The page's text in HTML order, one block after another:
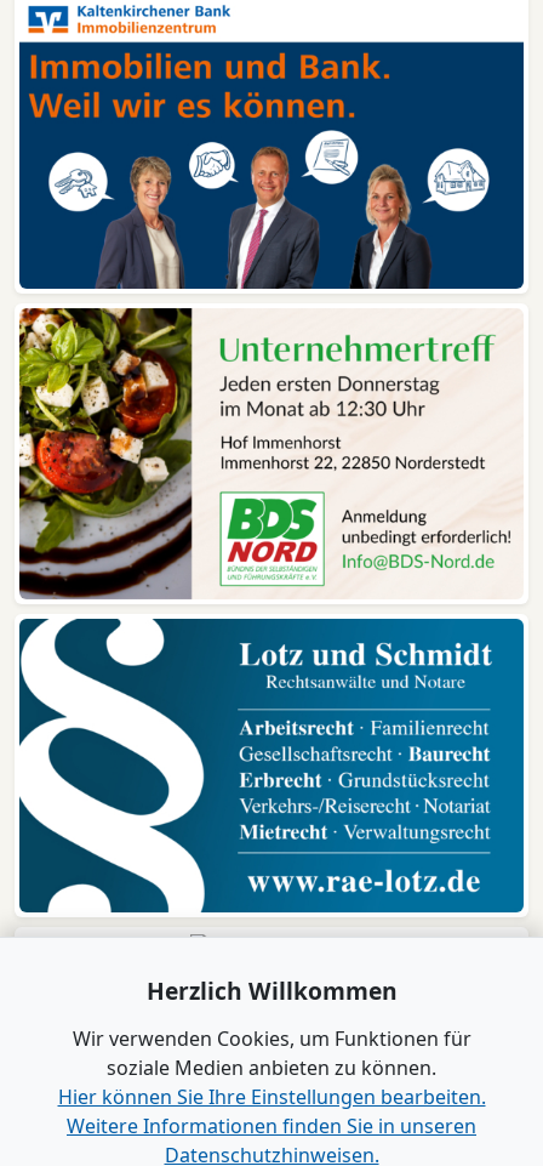
Herzlich Willkommen
Wir verwenden Cookies, um Funktionen für
soziale Medien anbieten zu können.
Hier können Sie Ihre Einstellungen bearbeiten.
Weitere Informationen finden Sie in unseren
Datenschutzhinweisen.